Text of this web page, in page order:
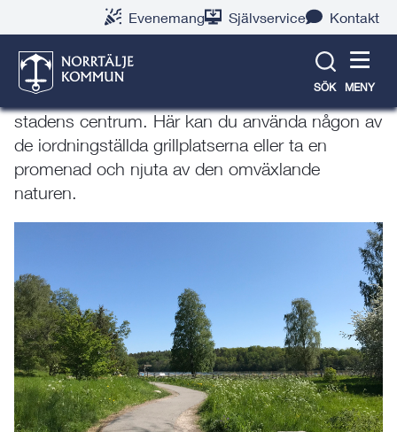
Evenemang Självservice Kontakt
SÖK MENY
Borgmästarholmen
Borgmästarholmen är en liten oas inte långt från
stadens centrum. Här kan du använda någon av
de iordningställda grillplatserna eller ta en
promenad och njuta av den omväxlande
naturen.